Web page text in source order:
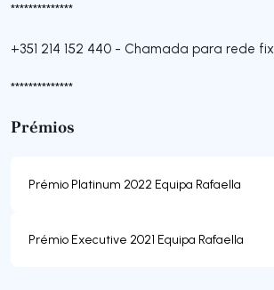
**************
+351 214 152 440 - Chamada para rede
**************
Prémios
Prémio Platinum 2022 Equipa Rafaella
Prémio Executive 2021 Equipa Rafaella